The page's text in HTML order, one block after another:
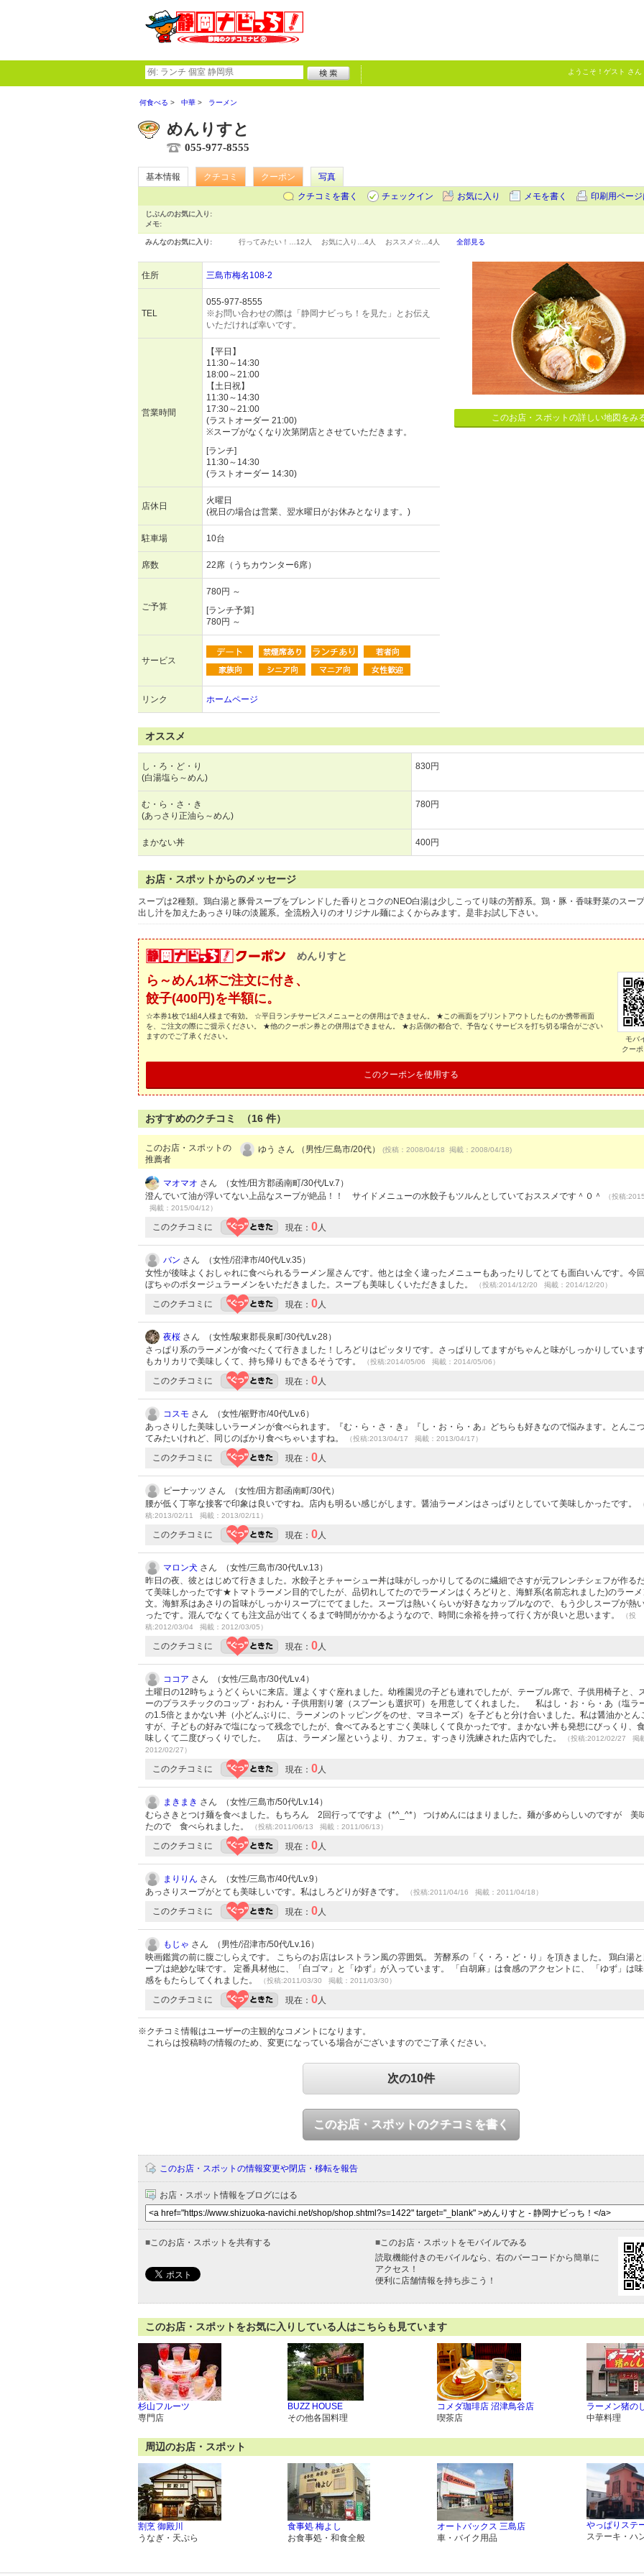
ようこそ！ ゲスト さん
何食べる 中華 ラーメン
めんりすと
055-977-8555
基本情報 クチコミ クーポン
写真
クチコミを書く
チェックイン お気に入り メモを書く 印刷用ページ
じぶんのお気に入り:
メモ:
みんなのお気に入り: 行ってみたい！… 12人 お気に入り… 4人 おススメ☆… 4人 全部見る
住所 三島市梅名108-2
TEL
055-977-8555
※お問い合わせの際は「静岡ナビっち！を見た」とお伝え
いただければ幸いです。
営業時間
【平日】
11:30～14:30
18:00～21:00
【土日祝】
11:30～14:30
17:30～21:00
(ラストオーダー 21:00)
※スープがなくなり次第閉店とさせていただきます。
[ランチ]
11:30～14:30
(ラストオーダー 14:30)
店休日
火曜日
(祝日の場合は営業、翌水曜日がお休みとなります。)
駐車場 10台
席数 22席（うちカウンター6席）
ご予算
780円 ～
[ランチ予算]
780円 ～
サービス
リンク ホームページ
このお店・スポットの詳しい地図をみ
オススメ
し・ろ・ど・り
(白湯塩ら～めん)
830円
む・ら・さ・き
(あっさり正油ら～めん)
780円
まかない丼 400円
お店・スポットからのメッセージ
スープは2種類。鶏白湯と豚骨スープをブレンドした香りとコクのNEO白湯は少しこってり味の芳醇系。鶏・豚・香味野菜のスー
出し汁を加えたあっさり味の淡麗系。全流粉入りのオリジナル麺によくからみます。是非お試し下さい。
めんりすと
ら～めん1杯ご注文に付き、
餃子(400円)を半額に。
☆本券1枚で1組4人様まで有効。 ☆平日ランチサービスメニューとの併用はできません。 ★この画面をプリントアウトしたものか携帯画面
を、ご注文の際にご提示ください。 ★他のクーポン券との併用はできません。 ★お店側の都合で、予告なくサービスを打ち切る場合がござい
ますのでご了承ください。
モバ
クー
このクーポンを使用する
おすすめのクチコミ （16 件）
このお店・スポットの
推薦者
ゆう さん （男性/三島市/20代） (投稿：2008/04/18 掲載：2008/04/18)
マオマオ さん （女性/田方郡函南町/30代/Lv.7）
澄んでいて油が浮いてない上品なスープが絶品！！ サイドメニューの水餃子もツルんとしていておススメです＾０＾
（投稿
掲載：2015/04/12）
このクチコミに 現在： 0人
バン さん （女性/沼津市/40代/Lv.35）
女性が後味よくおしゃれに食べられるラーメン屋さんです。他とは全く違ったメニューもあったりしてとても面白いんです。今
ぼちゃのポタージュラーメンをいただきました。スープも美味しくいただきました。
（投稿:2014/12/20 掲載：2014/12/20）
このクチコミに 現在： 0人
夜桜 さん （女性/駿東郡長泉町/30代/Lv.28）
さっぱり系のラーメンが食べたくて行きました！しろどりはピッタリです。さっぱりしてますがちゃんと味がしっかりしていま
もカリカリで美味しくて、持ち帰りもできるそうです。
（投稿:2014/05/06 掲載：2014/05/06）
このクチコミに 現在： 0人
コスモ さん （女性/裾野市/40代/Lv.6）
あっさりした美味しいラーメンが食べられます。『む・ら・さ・き』『し・お・ら・あ』どちらも好きなので悩みます。とんこ
てみたいけれど、同じのばかり食べちゃいますね。
（投稿:2013/04/17 掲載：2013/04/17）
このクチコミに 現在： 0人
ピーナッツ さん （女性/田方郡函南町/30代）
腰が低く丁寧な接客で印象は良いですね。店内も明るい感じがします。醤油ラーメンはさっぱりとしていて美味しかったです。
稿:2013/02/11 掲載：2013/02/11）
このクチコミに 現在： 0人
マロン犬 さん （女性/三島市/30代/Lv.13）
昨日の夜、彼とはじめて行きました。水餃子とチャーシュー丼は味がしっかりしてるのに繊細でさすが元フレンチシェフが作る
て美味しかったです★トマトラーメン目的でしたが、品切れしてたのでラーメンはくろどりと、海鮮系(名前忘れました)のラーメ
文。海鮮系はあさりの旨味がしっかりスープにでてました。スープは熱いくらいが好きなカップルなので、もう少しスープが熱
ったです。混んでなくても注文品が出てくるまで時間がかかるようなので、時間に余裕を持って行く方が良いと思います。
（投
稿:2012/03/04 掲載：2012/03/05）
このクチコミに 現在： 0人
ココア さん （女性/三島市/30代/Lv.4）
土曜日の12時ちょうどくらいに来店。運よくすぐ座れました。幼稚園児の子ども連れでしたが、テーブル席で、子供用椅子と、
ーのプラスチックのコップ・おわん・子供用割り箸（スプーンも選択可）を用意してくれました。 私はし・お・ら・あ（塩ラ
の1.5倍とまかない丼（小どんぶりに、ラーメンのトッピングをのせ、マヨネーズ）を子どもと分け合いました。私は醤油かとん
すが、子どもの好みで塩になって残念でしたが、食べてみるとすごく美味しくて良かったです。まかない丼も発想にびっくり、
味しくて二度びっくりでした。 店は、ラーメン屋というより、カフェ。すっきり洗練された店内でした。
（投稿:2012/02/27 掲
2012/02/27）
このクチコミに 現在： 0人
まきまき さん （女性/三島市/50代/Lv.14）
むらさきとつけ麺を食べました。もちろん 2回行ってですよ（*^_^*） つけめんにはまりました。麺が多めらしいのですが 美
たので 食べられました。
（投稿:2011/06/13 掲載：2011/06/13）
このクチコミに 現在： 0人
まりりん さん （女性/三島市/40代/Lv.9）
あっさりスープがとても美味しいです。私はしろどりが好きです。
（投稿:2011/04/16 掲載：2011/04/18）
このクチコミに 現在： 0人
もじゃ さん （男性/沼津市/50代/Lv.16）
映画鑑賞の前に腹ごしらえです。 こちらのお店はレストラン風の雰囲気。 芳酵系の「く・ろ・ど・り」を頂きました。 鶏白湯
ープは絶妙な味です。 定番具材他に、「白ゴマ」と「ゆず」が入っています。 「白胡麻」は食感のアクセントに、 「ゆず」は
感をもたらしてくれました。
（投稿:2011/03/30 掲載：2011/03/30）
このクチコミに 現在： 0人
※クチコミ情報はユーザーの主観的なコメントになります。
これらは投稿時の情報のため、変更になっている場合がございますのでご了承ください。
次の10件
このお店・スポットのクチコミを書く
このお店・スポットの情報変更や閉店・移転を報告
お店・スポット情報をブログにはる
■このお店・スポットを共有する ■このお店・スポットをモバイルでみる
読取機能付きのモバイルなら、右のバーコードから簡単に
アクセス！
便利に店舗情報を持ち歩こう！
このお店・スポットをお気に入りしている人はこちらも見ています
杉山フルーツ
専門店
BUZZ HOUSE
その他各国料理
コメダ珈琲店 沼津鳥谷店
喫茶店
ラーメン猪の
中華料理
周辺のお店・スポット
割烹 御殿川
うなぎ・天ぷら
食事処 梅よし
お食事処・和食全般
オートバックス 三島店
車・バイク用品
やっぱりステ
ステーキ・ハ